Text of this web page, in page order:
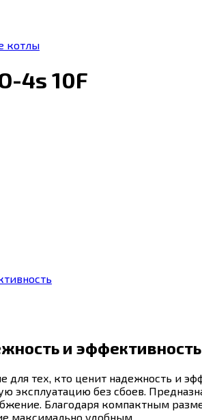
котлы
4s 10F
и эффективность
для тех, кто ценит надежность и
эксплуатацию без сбоев.
Благодаря компактным
максимально удобным.